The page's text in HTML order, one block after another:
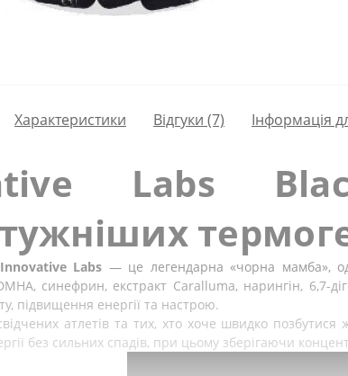
Характеристики Відгуки (7) Інформація
Labs
Labs — це легендарна «чорна мамба»,
синефрин, екстракт Caralluma, нарингін, 6,7-
підвищення енергії та настрою.
атлетів та тих, хто хоче швидко
без сильних спадів, при цьому зберігаючи